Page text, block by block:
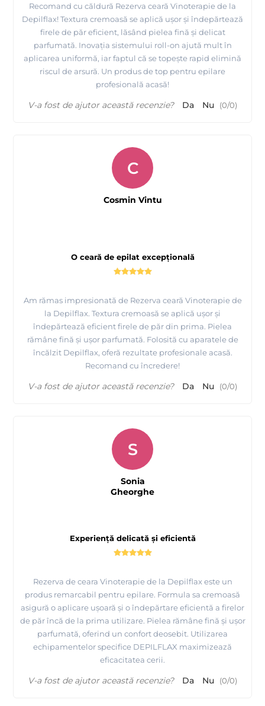
Recomand cu căldură Rezerva ceară Vinoterapie de la
Depilflax! Textura cremoasă se aplică ușor și îndepărtează
firele de păr eficient, lăsând pielea fină și delicat
parfumată. Inovația sistemului roll-on ajută mult în
aplicarea uniformă, iar faptul că se topește rapid elimină
riscul de arsură. Un produs de top pentru epilare
profesională acasă!
V-a fost de ajutor această recenzie? Da Nu (0/0)
O ceară de epilat excepțională
Am rămas impresionată de Rezerva ceară Vinoterapie de
la Depilflax. Textura cremoasă se aplică ușor și
îndepărtează eficient firele de păr din prima. Pielea
rămâne fină și ușor parfumată. Folosită cu aparatele de
încălzit Depilflax, oferă rezultate profesionale acasă.
Recomand cu încredere!
C
Cosmin Vintu
V-a fost de ajutor această recenzie? Da Nu (0/0)
Experiență delicată și eficientă
Rezerva de ceara Vinoterapie de la Depilflax este un
produs remarcabil pentru epilare. Formula sa cremoasă
asigură o aplicare ușoară și o îndepărtare eficientă a firelor
de păr încă de la prima utilizare. Pielea rămâne fină și ușor
parfumată, oferind un confort deosebit. Utilizarea
echipamentelor specifice DEPILFLAX maximizează
eficacitatea cerii.
S
Sonia
Gheorghe
V-a fost de ajutor această recenzie? Da Nu (0/0)